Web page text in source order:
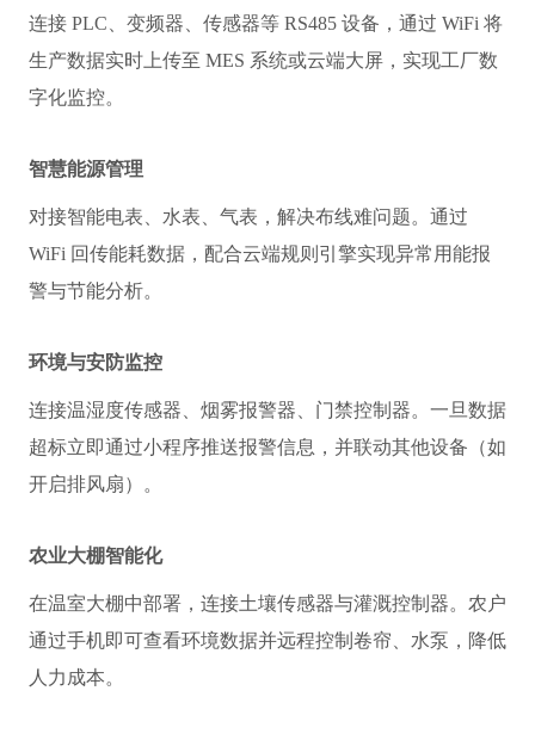
连接 PLC、变频器、传感器等 RS485 设备，通过 WiFi 将
生产数据实时上传至 MES 系统或云端大屏，实现工厂数
字化监控。
智慧能源管理
对接智能电表、水表、气表，解决布线难问题。通过
WiFi 回传能耗数据，配合云端规则引擎实现异常用能报
警与节能分析。
环境与安防监控
连接温湿度传感器、烟雾报警器、门禁控制器。一旦数据
超标立即通过小程序推送报警信息，并联动其他设备（如
开启排风扇）。
农业大棚智能化
在温室大棚中部署，连接土壤传感器与灌溉控制器。农户
通过手机即可查看环境数据并远程控制卷帘、水泵，降低
人力成本。